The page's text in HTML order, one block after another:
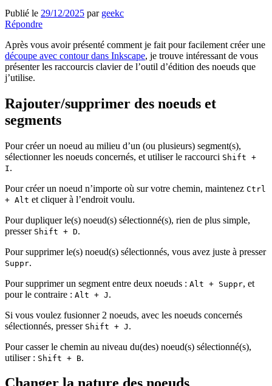
Publié le 29/12/2025 par geekc
Répondre
Après vous avoir présenté comment je fait pour facilement créer une
découpe avec contour dans Inkscape, je trouve intéressant de vous
présenter les raccourcis clavier de l’outil d’édition des noeuds que
j’utilise.
Rajouter/supprimer des noeuds et
segments
Pour créer un noeud au milieu d’un (ou plusieurs) segment(s),
sélectionner les noeuds concernés, et utiliser le raccourci Shift +
I.
Pour créer un noeud n’importe où sur votre chemin, maintenez Ctrl
+ Alt et cliquer à l’endroit voulu.
Pour dupliquer le(s) noeud(s) sélectionné(s), rien de plus simple,
presser Shift + D.
Pour supprimer le(s) noeud(s) sélectionnés, vous avez juste à presser
Suppr.
Pour supprimer un segment entre deux noeuds : Alt + Suppr, et
pour le contraire : Alt + J .
Si vous voulez fusionner 2 noeuds, avec les noeuds concernés
sélectionnés, presser Shift + J .
Pour casser le chemin au niveau du(des) noeud(s) sélectionné(s),
utiliser : Shift + B.